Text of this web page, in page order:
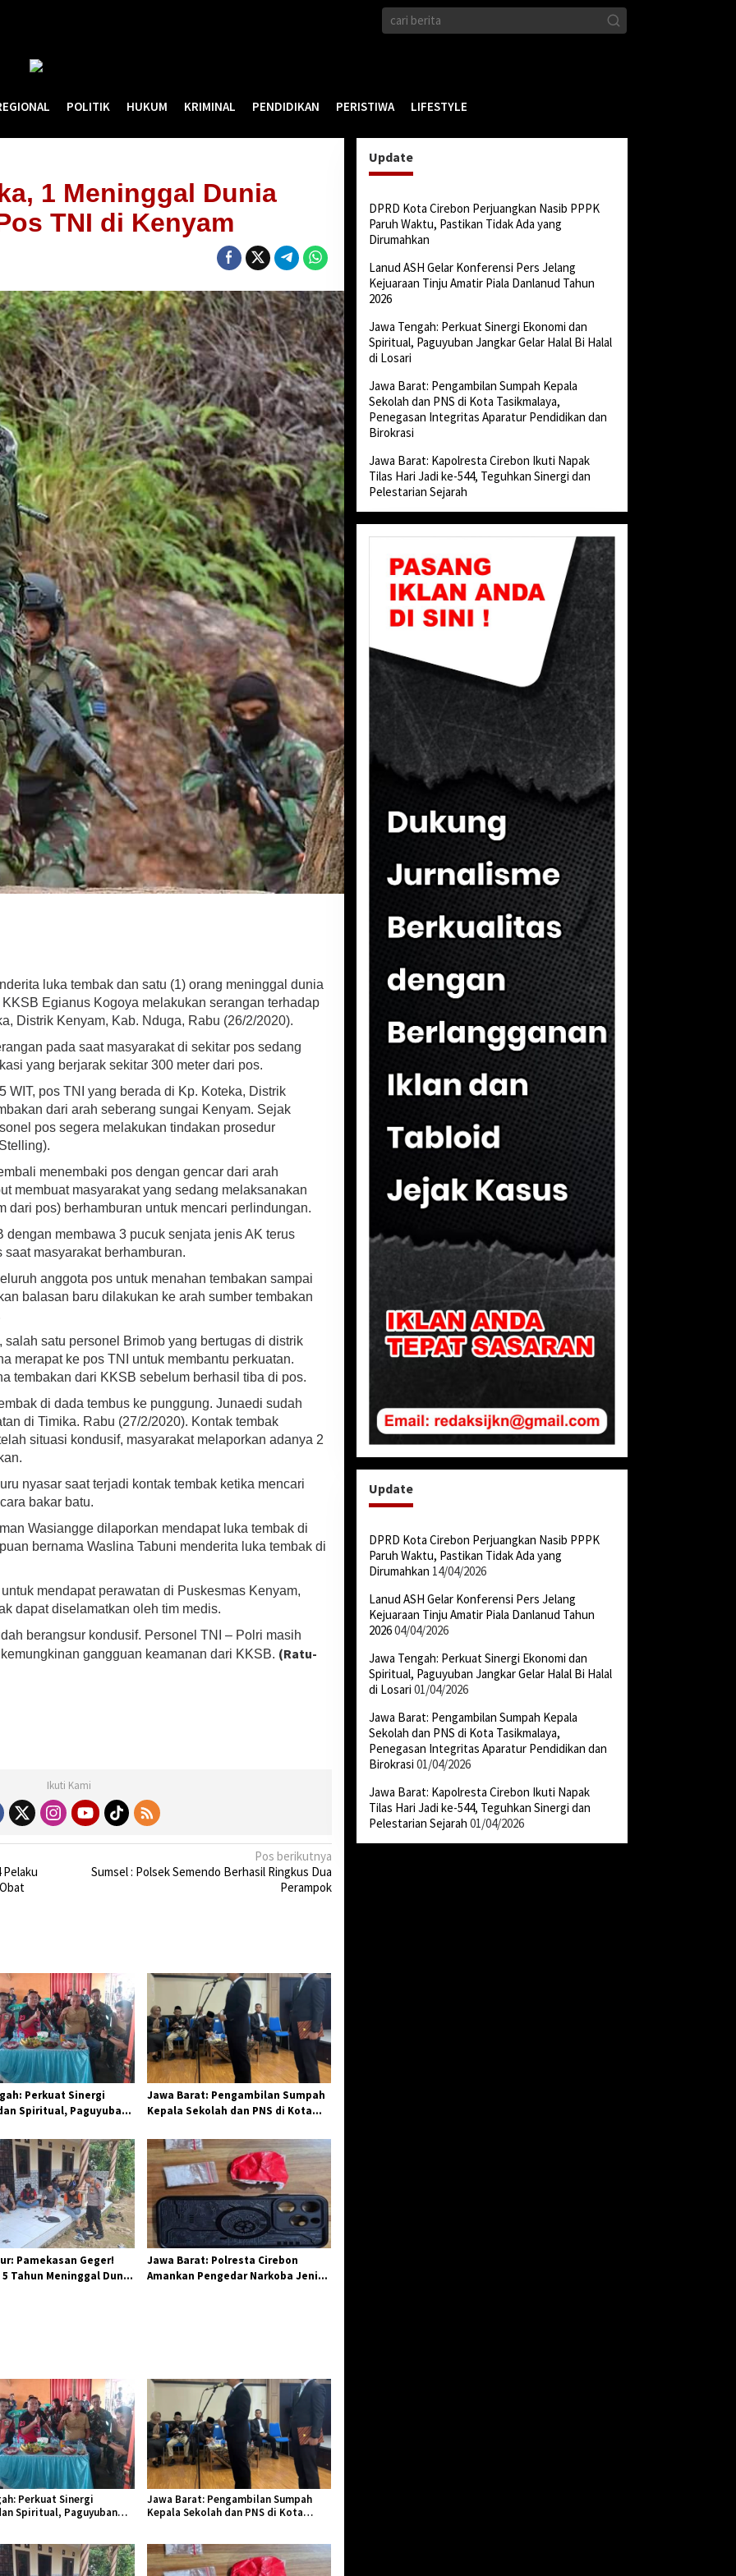
POLITIK HUKUM KRIMINAL PENDIDIKAN PERISTIWA LIFESTYLE
1 Meninggal Dunia
TNI di Kenyam
luka tembak dan satu (1) orang meninggal dunia
Egianus Kogoya melakukan serangan terhadap
Distrik Kenyam, Kab. Nduga, Rabu (26/2/2020).
pada saat masyarakat di sekitar pos sedang
yang berjarak sekitar 300 meter dari pos.
WIT, pos TNI yang berada di Kp. Koteka, Distrik
dari arah seberang sungai Kenyam. Sejak
pos segera melakukan tindakan prosedur
menembaki pos dengan gencar dari arah
membuat masyarakat yang sedang melaksanakan
dari pos) berhamburan untuk mencari perlindungan.
dengan membawa 3 pucuk senjata jenis AK terus
masyarakat berhamburan.
anggota pos untuk menahan tembakan sampai
balasan baru dilakukan ke arah sumber tembakan
satu personel Brimob yang bertugas di distrik
merapat ke pos TNI untuk membantu perkuatan.
tembakan dari KKSB sebelum berhasil tiba di pos.
di dada tembus ke punggung. Junaedi sudah
di Timika. Rabu (27/2/2020). Kontak tembak
situasi kondusif, masyarakat melaporkan adanya 2
nyasar saat terjadi kontak tembak ketika mencari
bakar batu.
Wasiangge dilaporkan mendapat luka tembak di
bernama Waslina Tabuni menderita luka tembak di
mendapat perawatan di Puskesmas Kenyam,
dapat diselamatkan oleh tim medis.
berangsur kondusif. Personel TNI – Polri masih
gangguan keamanan dari KKSB. (Ratu-
Ikuti Kami
Pos berikutnya
Sumsel : Polsek Semendo Berhasil Ringkus Dua
Perampok
Perkuat Sinergi
Spiritual, Paguyuban
Jawa Barat: Pengambilan Sumpah
Kepala Sekolah dan PNS di Kota
Integritas Aparatur Pendidikan dan
Birokrasi
Pamekasan Geger!
5 Tahun Meninggal Dunia
Jawa Barat: Polresta Cirebon
Amankan Pengedar Narkoba Jenis
Perkuat Sinergi
Spiritual, Paguyuban
Jawa Barat: Pengambilan Sumpah
Kepala Sekolah dan PNS di Kota
Update
DPRD Kota Cirebon Perjuangkan Nasib PPPK
Paruh Waktu, Pastikan Tidak Ada yang
Dirumahkan
Lanud ASH Gelar Konferensi Pers Jelang
Kejuaraan Tinju Amatir Piala Danlanud Tahun
2026
Jawa Tengah: Perkuat Sinergi Ekonomi dan
Spiritual, Paguyuban Jangkar Gelar Halal Bi Halal
di Losari
Jawa Barat: Pengambilan Sumpah Kepala
Sekolah dan PNS di Kota Tasikmalaya,
Penegasan Integritas Aparatur Pendidikan dan
Birokrasi
Jawa Barat: Kapolresta Cirebon Ikuti Napak
Tilas Hari Jadi ke-544, Teguhkan Sinergi dan
Pelestarian Sejarah
Update
DPRD Kota Cirebon Perjuangkan Nasib PPPK
Paruh Waktu, Pastikan Tidak Ada yang
Dirumahkan 14/04/2026
Lanud ASH Gelar Konferensi Pers Jelang
Kejuaraan Tinju Amatir Piala Danlanud Tahun
202604/04/2026
Jawa Tengah: Perkuat Sinergi Ekonomi dan
Spiritual, Paguyuban Jangkar Gelar Halal Bi Halal
di Losari 01/04/2026
Jawa Barat: Pengambilan Sumpah Kepala
Sekolah dan PNS di Kota Tasikmalaya,
Penegasan Integritas Aparatur Pendidikan dan
Birokrasi 01/04/2026
Jawa Barat: Kapolresta Cirebon Ikuti Napak
Tilas Hari Jadi ke-544, Teguhkan Sinergi dan
Pelestarian Sejarah 01/04/2026